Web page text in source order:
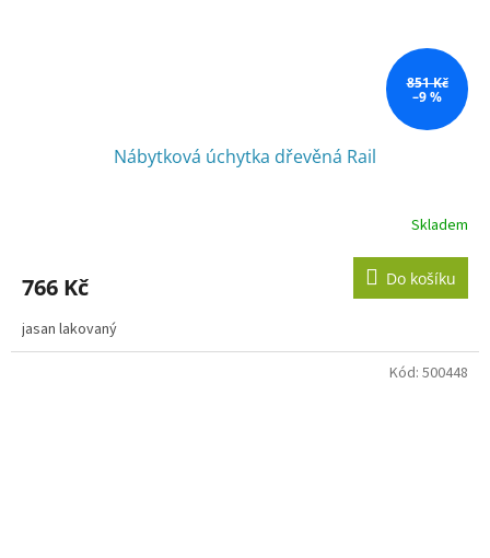
851 Kč
–9 %
Nábytková úchytka dřevěná Rail
Skladem
766 Kč Do košíku
jasan lakovaný
Kód: 500448